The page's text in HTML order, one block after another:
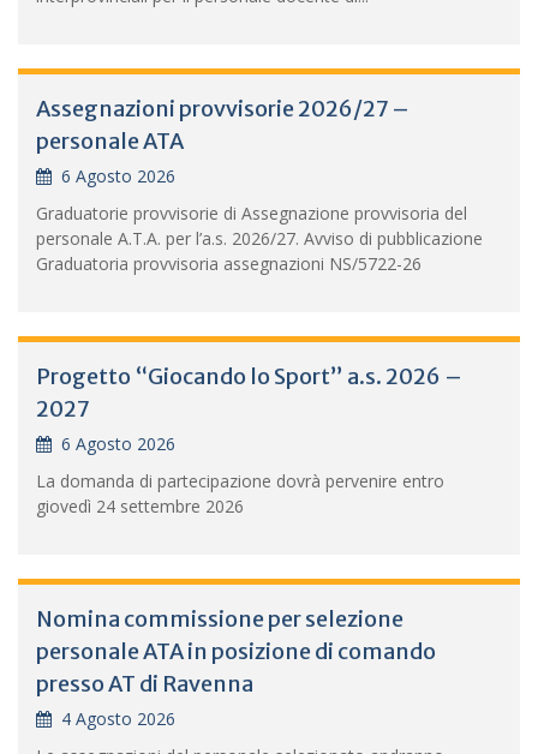
Assegnazioni provvisorie 2026/27 –
personale ATA
6 Agosto 2026
Graduatorie provvisorie di Assegnazione provvisoria del
personale A.T.A. per l’a.s. 2026/27. Avviso di pubblicazione
Graduatoria provvisoria assegnazioni NS/5722-26
Progetto “Giocando lo Sport” a.s. 2026 –
2027
6 Agosto 2026
La domanda di partecipazione dovrà pervenire entro
giovedì 24 settembre 2026
Nomina commissione per selezione
personale ATA in posizione di comando
presso AT di Ravenna
4 Agosto 2026